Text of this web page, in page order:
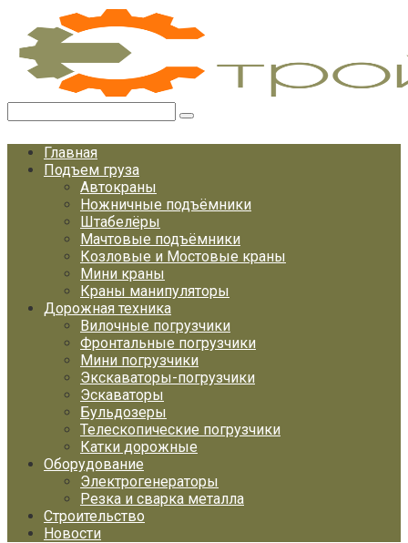
Перейти
контенту
Главная
Подъем груза
Автокраны
Ножничные подъёмники
Штабелёры
Мачтовые подъёмники
Козловые и Мостовые краны
Мини краны
Краны манипуляторы
Дорожная техника
Вилочные погрузчики
Фронтальные погрузчики
Мини погрузчики
Экскаваторы-погрузчики
Эскаваторы
Бульдозеры
Телескопические погрузчики
Катки дорожные
Оборудование
Электрогенераторы
Резка и сварка металла
Строительство
Новости